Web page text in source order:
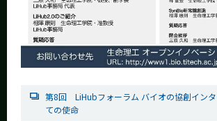
第8回 LiHubフォーラム バイオの協創インタ
ての使命